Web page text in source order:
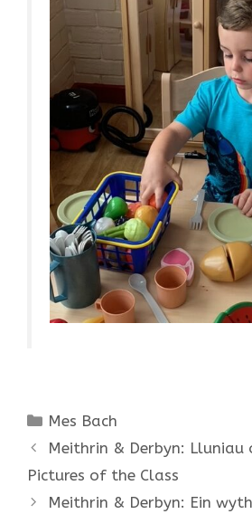
Categories
Mes Bach
Meithrin & Derbyn: Lluniau
Pictures of the Class
Meithrin & Derbyn: Ein